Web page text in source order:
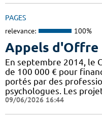
PAGES
relevance: 100%
Appels d'Offre
En septembre 2014, le
de 100 000 € pour
portés par des
psychologues. Les
09/06/2026 16:44